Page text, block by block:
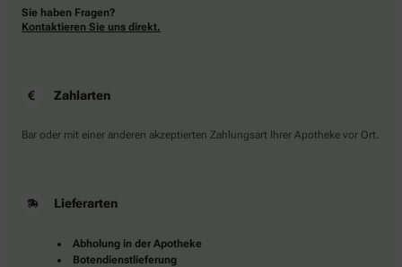
Sie haben Fragen?
Kontaktieren Sie uns direkt.
Zahlarten
Bar oder mit einer anderen akzeptierten Zahlungsart Ihrer Apotheke vor Ort.
Lieferarten
Abholung in der Apotheke
Botendienstlieferung